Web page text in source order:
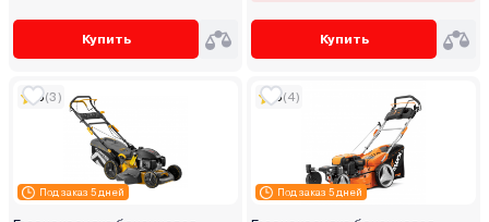
Купить Купить
Под заказ 5 дней
5(3)
Под заказ 5 дней
5(4)